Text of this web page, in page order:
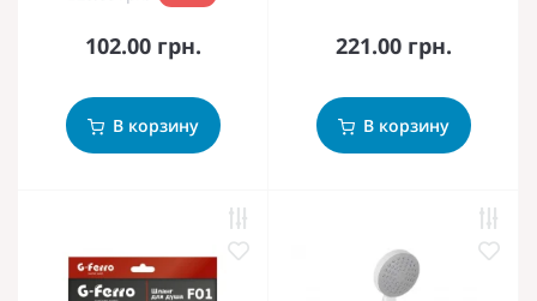
102.00 грн.
В корзину
221.00 грн.
В корзину